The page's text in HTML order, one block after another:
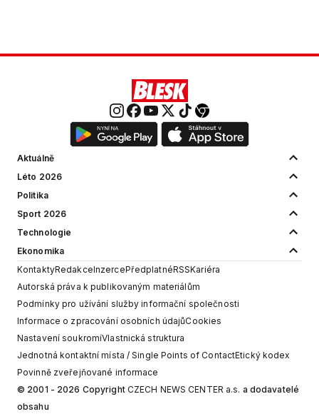
Aktuálně
Léto 2026
Politika
Sport 2026
Technologie
Ekonomika
KontaktyRedakceInzercePředplatnéRSSKariéra
Autorská práva k publikovaným materiálům
Podmínky pro užívání služby informační společnosti
Informace o zpracování osobních údajůCookies
Nastavení soukromíVlastnická struktura
Jednotná kontaktní místa / Single Points of ContactEtický kodex
Povinně zveřejňované informace
© 2001 - 2026 Copyright CZECH NEWS CENTER a.s. a dodavatelé
obsahu